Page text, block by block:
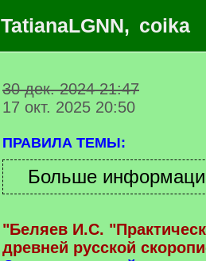
TatianaLGNN, coika
30 дек. 2024 21:47
17 окт. 2025 20:50
ПРАВИЛА ТЕМЫ:
"Беляев И.С.
древней русской